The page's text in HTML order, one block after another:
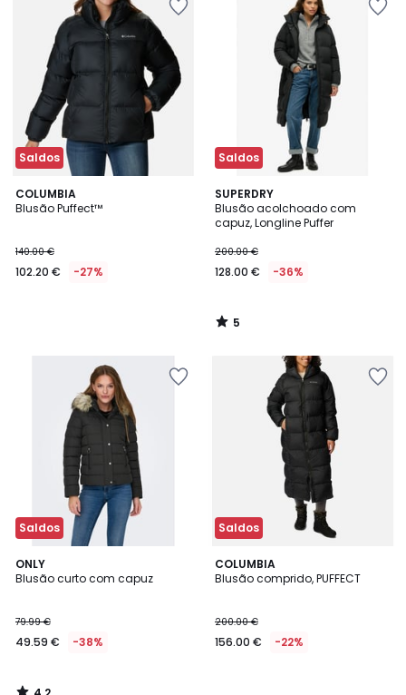
Saldos
COLUMBIA
Blusão Puffect™
140.00 €
102.20 € -27%
Saldos
SUPERDRY
Blusão acolchoado com
capuz, Longline Puffer
200.00 €
128.00 € -36%
5
/
5
5
/
Saldos
ONLY
Blusão curto com capuz
79.99 €
49.59 € -38%
4,2
/ 5
Saldos
COLUMBIA
Blusão comprido, PUFFECT
200.00 €
156.00 € -22%